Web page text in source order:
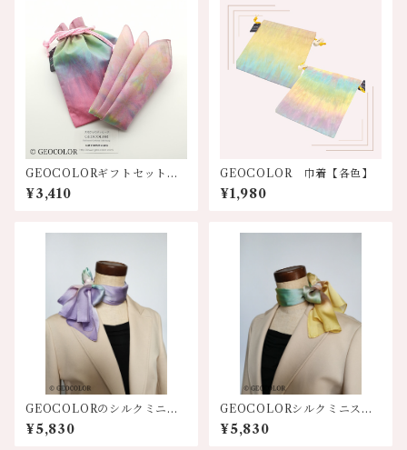
GEOCOLORギフトセット
【巾着&ハンカチ】8色展開
¥3,410
GEOCOLOR 巾着【各色】
¥1,980
GEOCOLORのシルクミニス
カーフ【パープル系】
¥5,830
GEOCOLORシルクミニスカ
ーフ【イエロー系】
¥5,830